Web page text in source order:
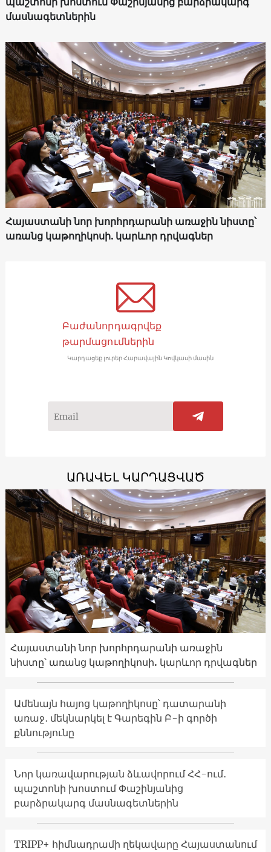
մասնագետներին
Հայաստանի նոր խորհրդարանի առաջին նիստը՝
առանց կաթողիկոսի. կարևոր դրվագներ
Բաժանորդագրվեք
թարմացումներին
Կարդացեք լուրեր Հարավային Կովկասի մասին
ԱՌԱՎԵԼ ԿԱՐԴԱՑՎԱԾ
Հայաստանի նոր խորհրդարանի առաջին
նիստը՝ առանց կաթողիկոսի. կարևոր դրվագներ
Ամենայն հայոց կաթողիկոսը՝ դատարանի
առաջ․ մեկնարկել է Գարեգին Բ-ի գործի
քննությունը
Նոր կառավարության ձևավորում ՀՀ-ում․
պաշտոնի խոստում Փաշինյանից
բարձրակարգ մասնագետներին
TRIPP+ հիմնադրամի ղեկավարը Հայաստանում